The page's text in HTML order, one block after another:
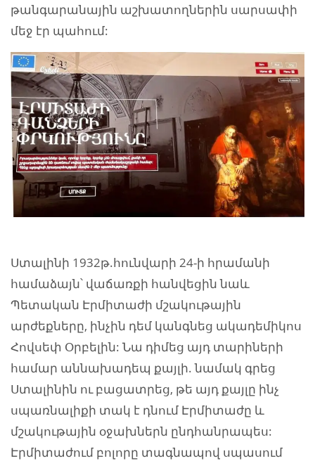
թանգարանային աշխատողներին սարսափի
մեջ էր պահում:
Ստալինի 1932թ.հունվարի 24-ի հրամանի
համաձայն՝ վաճառքի հանվեցին նաև
Պետական Էրմիտաժի մշակութային
արժեքները, ինչին դեմ կանգնեց ակադեմիկոս
Հովսեփ Օրբելին: Նա դիմեց այդ տարիների
համար աննախադեպ քայլի. նամակ գրեց
Ստալինին ու բացատրեց, թե այդ քայլը ինչ
սպառնալիքի տակ է դնում Էրմիտաժը և
մշակութային օջախներն ընդհանրապես:
Էրմիտաժում բոլորը տագնապով սպասում